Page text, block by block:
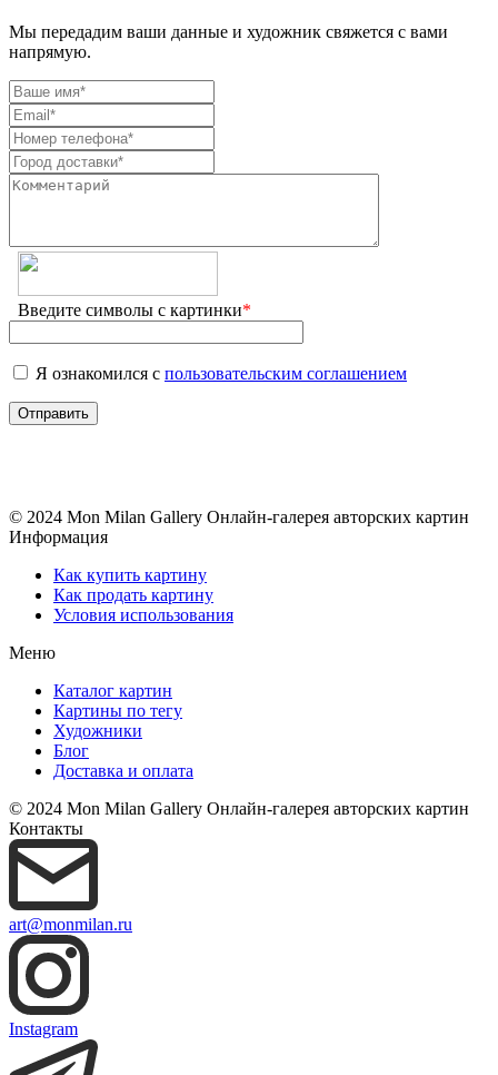
Мы передадим ваши данные и художник свяжется с вами
напрямую.
Введите символы с картинки*
Я ознакомился с пользовательским соглашением
© 2024 Mon Milan Gallery Онлайн-галерея авторских картин
Информация
Как купить картину
Как продать картину
Условия использования
Меню
Каталог картин
Картины по тегу
Художники
Блог
Доставка и оплата
© 2024 Mon Milan Gallery Онлайн-галерея авторских картин
Контакты
art@monmilan.ru
Instagram